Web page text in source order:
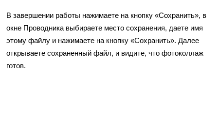
В завершении работы нажимаете на кнопку «Сохранить», в
окне Проводника выбираете место сохранения, даете имя
этому файлу и нажимаете на кнопку «Сохранить». Далее
открываете сохраненный файл, и видите, что фотоколлаж
готов.